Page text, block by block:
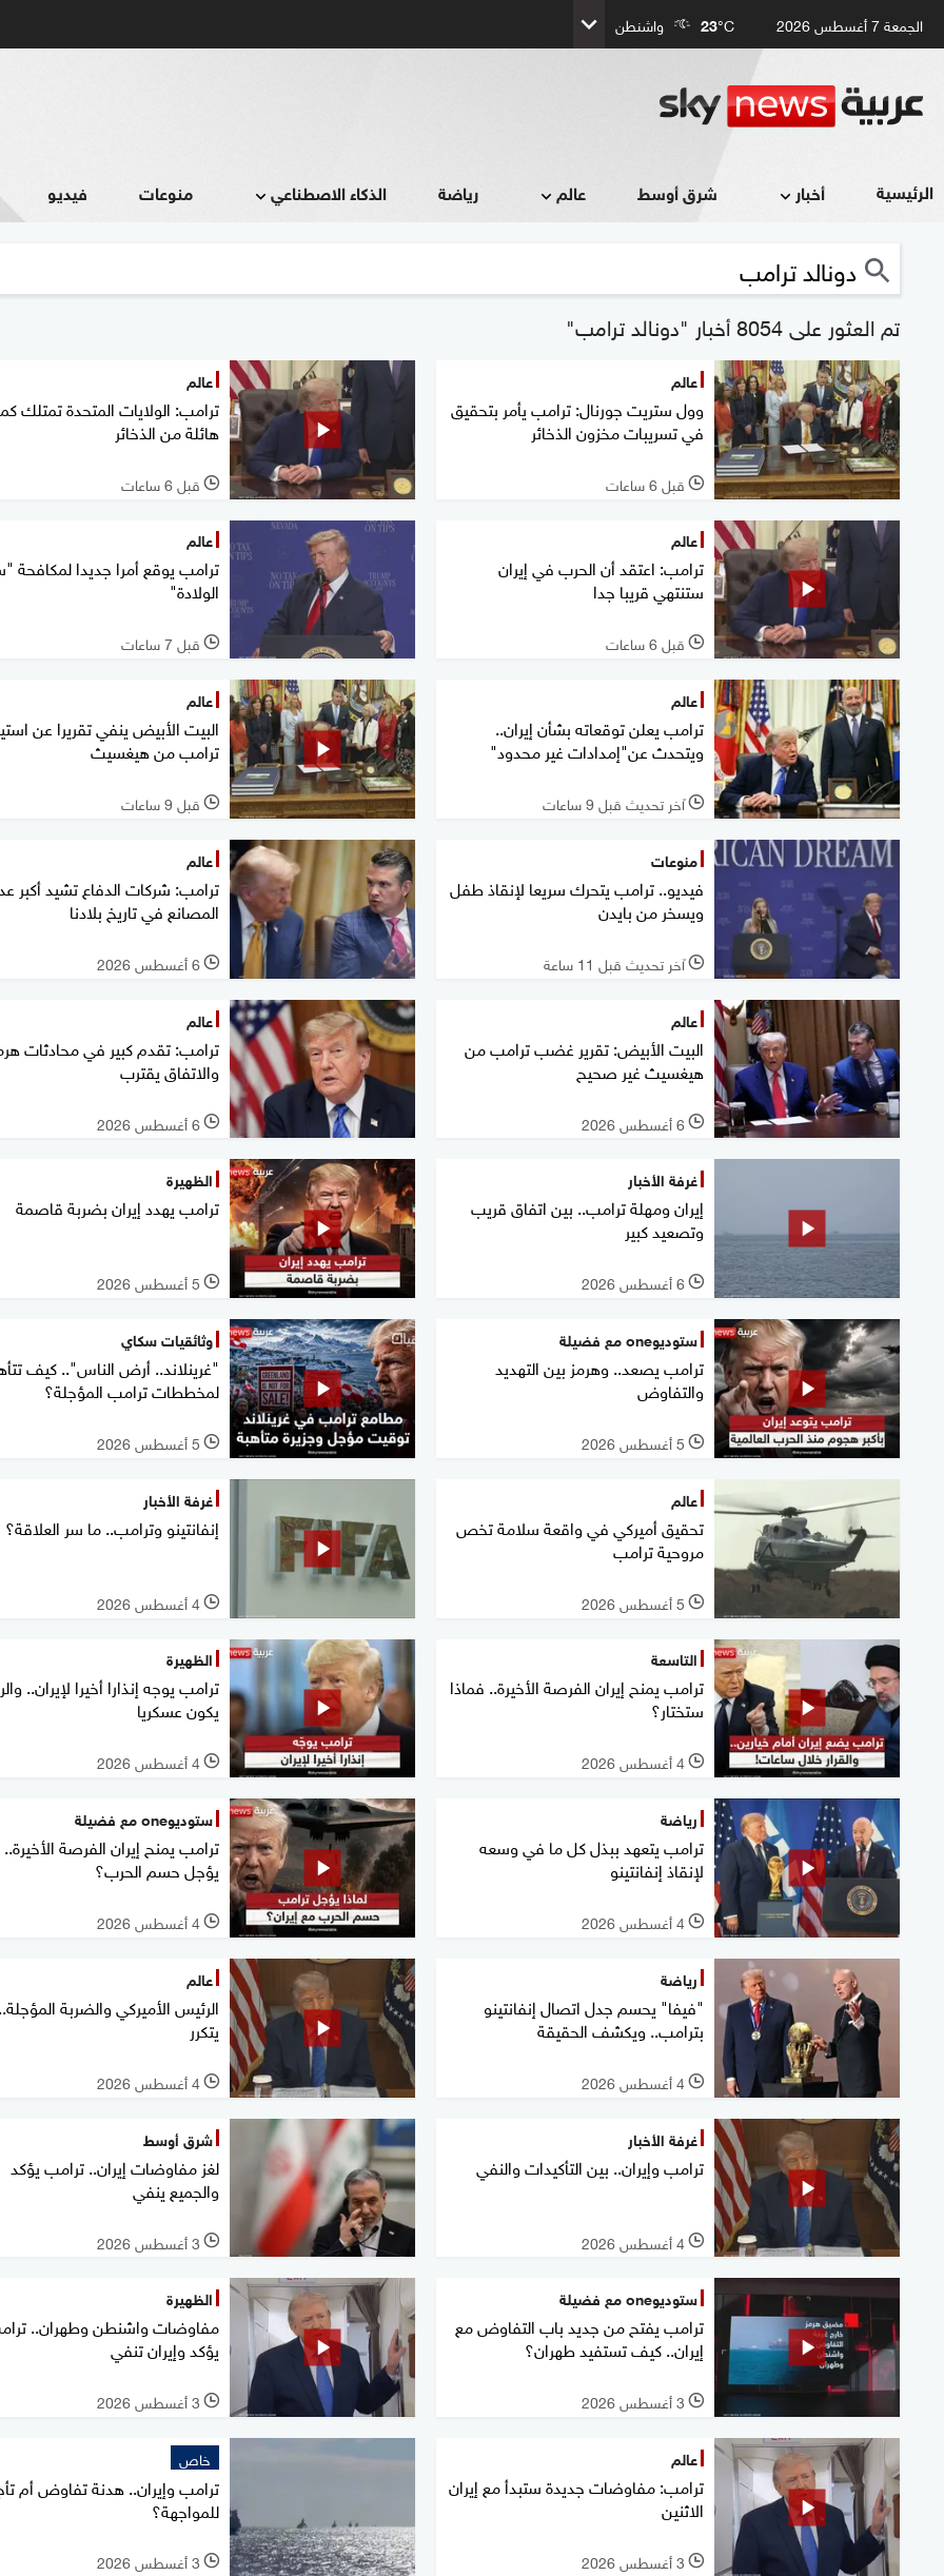
الجمعة 7 أغسطس 2026 23°C واشنطن
الرئيسية أخبار شرق أوسط عالم رياضة الذكاء الاصطناعي منوعات فيديو
تم العثور على 8054 أخبار "دونالد ترامب"
عالم
وول ستريت جورنال: ترامب يأمر بتحقيق
في تسريبات مخزون الذخائر
l قبل 6 ساعات
عالم
ترامب: الولايات المتحدة تمتلك
هائلة من الذخائر
l قبل 6 ساعات
عالم
ترامب: اعتقد أن الحرب في إيران
ستنتهي قريبا جدا
l قبل 6 ساعات
عالم
ترامب يوقع أمرا جديدا لمكافحة
الولادة"
l قبل 7 ساعات
عالم
ترامب يعلن توقعاته بشأن إيران..
ويتحدث عن"إمدادات غير محدود"
l آخر تحديث قبل 9 ساعات
عالم
البيت الأبيض ينفي تقريرا عن
ترامب من هيغسيث
l قبل 9 ساعات
منوعات
فيديو.. ترامب يتحرك سريعا لإنقاذ طفل
ويسخر من بايدن
l آخر تحديث قبل 11 ساعة
عالم
ترامب: شركات الدفاع تشيد أكبر
المصانع في تاريخ بلادنا
l 6 أغسطس 2026
عالم
البيت الأبيض: تقرير غضب ترامب من
هيغسيث غير صحيح
l 6 أغسطس 2026
عالم
ترامب: تقدم كبير في محادثات
والاتفاق يقترب
l 6 أغسطس 2026
غرفة الأخبار
إيران ومهلة ترامب.. بين اتفاق قريب
وتصعيد كبير
l 6 أغسطس 2026
الظهيرة
ترامب يهدد إيران بضربة قاصمة
l 5 أغسطس 2026
ستوديوone مع فضيلة
ترامب يصعد.. وهرمز بين التهديد
والتفاوض
l 5 أغسطس 2026
وثائقيات سكاي
"غرينلاند.. أرض الناس".. كيف
لمخططات ترامب المؤجلة؟
l 5 أغسطس 2026
عالم
تحقيق أميركي في واقعة سلامة تخص
مروحية ترامب
l 5 أغسطس 2026
غرفة الأخبار
إنفانتينو وترامب.. ما سر العلاقة؟
l 4 أغسطس 2026
التاسعة
ترامب يمنح إيران الفرصة الأخيرة.. فماذا
ستختار؟
l 4 أغسطس 2026
الظهيرة
ترامب يوجه إنذارا أخيرا لإيران..
يكون عسكريا
l 4 أغسطس 2026
رياضة
ترامب يتعهد ببذل كل ما في وسعه
لإنقاذ إنفانتينو
l 4 أغسطس 2026
ستوديوone مع فضيلة
ترامب يمنح إيران الفرصة الأخيرة..
يؤجل حسم الحرب؟
l 4 أغسطس 2026
رياضة
"فيفا" يحسم جدل اتصال إنفانتينو
بترامب.. ويكشف الحقيقة
l 4 أغسطس 2026
عالم
الرئيس الأميركي والضربة
يتكرر
l 4 أغسطس 2026
غرفة الأخبار
ترامب وإيران.. بين التأكيدات والنفي
l 4 أغسطس 2026
شرق أوسط
لغز مفاوضات إيران.. ترامب يؤكد
والجميع ينفي
l 3 أغسطس 2026
ستوديوone مع فضيلة
ترامب يفتح من جديد باب التفاوض مع
إيران.. كيف تستفيد طهران؟
l 3 أغسطس 2026
الظهيرة
مفاوضات واشنطن وطهران..
يؤكد وإيران تنفي
l 3 أغسطس 2026
عالم
ترامب: مفاوضات جديدة ستبدأ مع إيران
الاثنين
l 3 أغسطس 2026
خاص
ترامب وإيران.. هدنة تفاوض أم
للمواجهة؟
l 3 أغسطس 2026